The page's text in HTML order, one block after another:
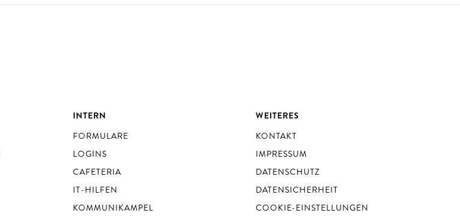
INTERN
FORMULARE
LOGINS
CAFETERIA
IT-HILFEN
KOMMUNIKAMPEL
WEITERES
KONTAKT
IMPRESSUM
DATENSCHUTZ
DATENSICHERHEIT
COOKIE-EINSTELLUNGEN